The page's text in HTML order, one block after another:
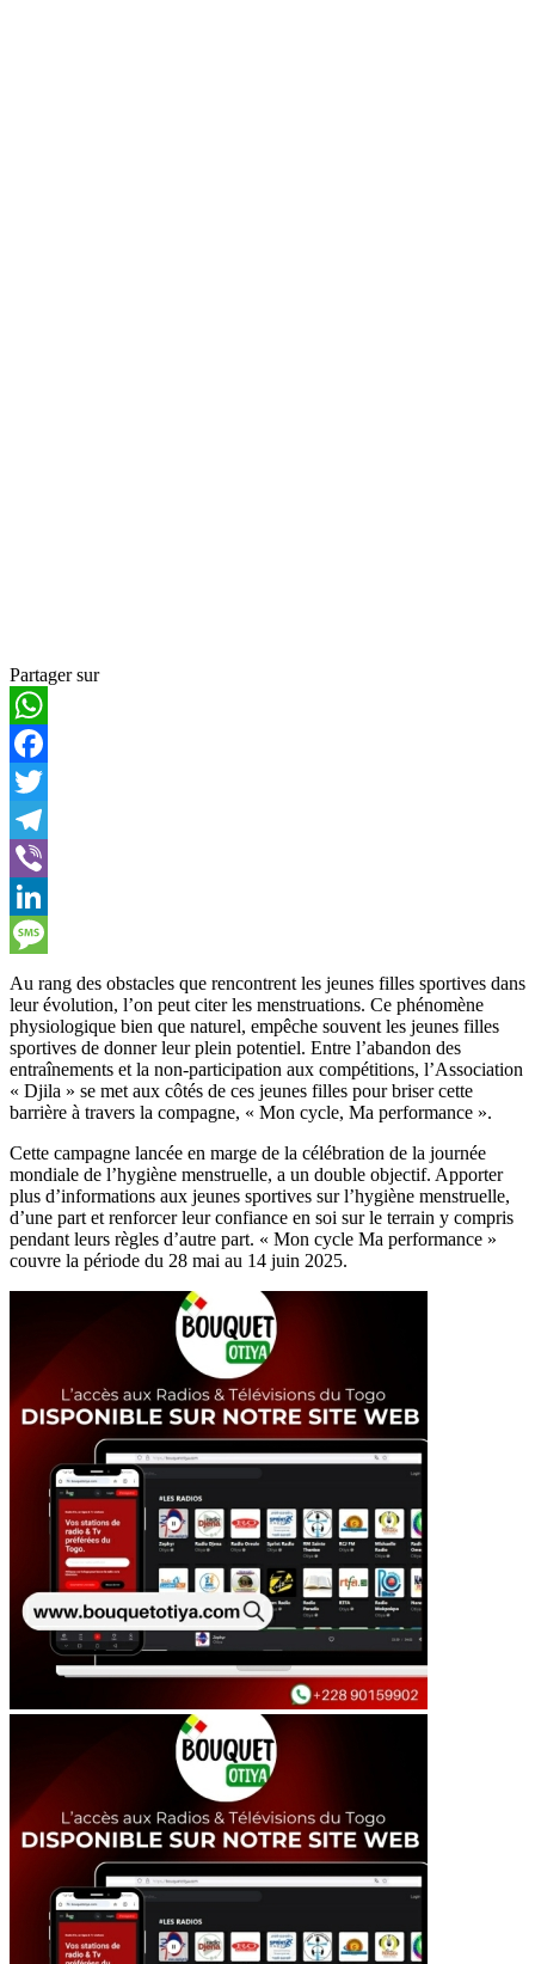
Partager sur
WhatsApp
Facebook
Twitter
Telegram
Viber
LinkedIn
Message
Au rang des obstacles que rencontrent les jeunes filles sportives dans
leur évolution, l’on peut citer les menstruations. Ce phénomène
physiologique bien que naturel, empêche souvent les jeunes filles
sportives de donner leur plein potentiel. Entre l’abandon des
entraînements et la non-participation aux compétitions, l’Association
« Djila » se met aux côtés de ces jeunes filles pour briser cette
barrière à travers la compagne, « Mon cycle, Ma performance ».
Cette campagne lancée en marge de la célébration de la journée
mondiale de l’hygiène menstruelle, a un double objectif. Apporter
plus d’informations aux jeunes sportives sur l’hygiène menstruelle,
d’une part et renforcer leur confiance en soi sur le terrain y compris
pendant leurs règles d’autre part. « Mon cycle Ma performance »
couvre la période du 28 mai au 14 juin 2025.